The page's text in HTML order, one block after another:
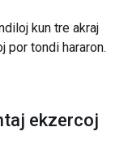
kun tre akraj
por tondi hararon.
ekzercoj